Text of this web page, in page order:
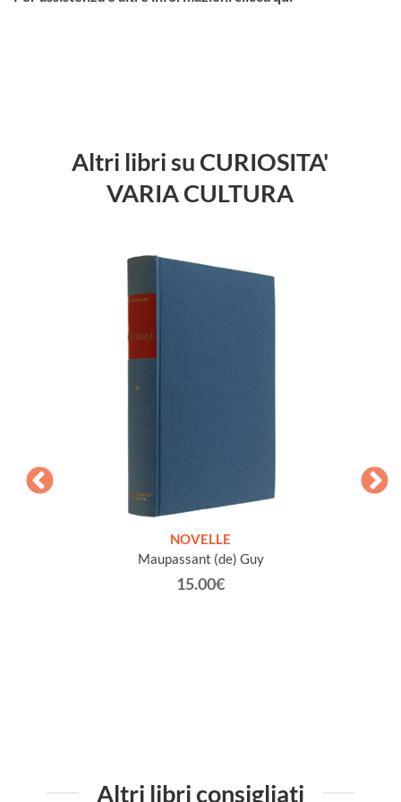
Altri libri su CURIOSITA'
VARIA CULTURA
NOVELLE
Maupassant (de) Guy
15.00€
Altri libri consigliati